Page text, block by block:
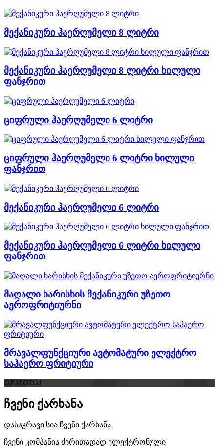
მექანიკური ჰაერღუმელი 8 ლიტრი
მექანიკური ჰაერღუმელი 8 ლიტრი ხილული
ფანჯრით
ციფრული ჰაერღუმელი 6 ლიტრი
ციფრული ჰაერღუმელი 6 ლიტრი ხილული
ფანჯრით
მექანიკური ჰაერღუმელი 6 ლიტრი
მექანიკური ჰაერღუმელი 6 ლიტრი ხილული
ფანჯრით
მაღალი ხარისხის მექანიკური უზეთო
აეროფრიტიურნი
მრავალფუნქციური ავტომატური ელექტრო
საჰაერო ფრიტიური
OEM ODM
ჩვენი ქარხანა
დასაკრავი სია ჩვენი ქარხანა
ჩვენი კომპანია ძირითადად ელექტრონული